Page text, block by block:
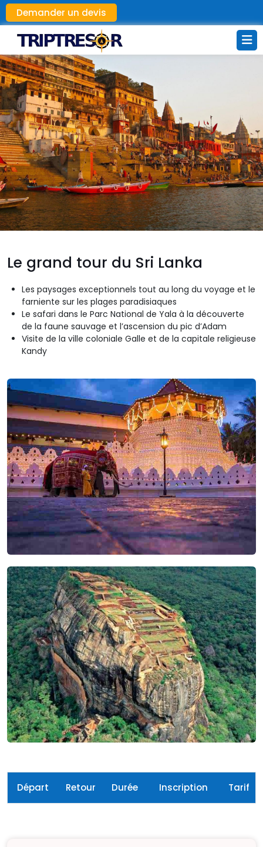
Demander un devis
Le grand tour du Sri Lanka
Les paysages exceptionnels tout au long du voyage et le
farniente sur les plages paradisiaques
Le safari dans le Parc National de Yala à la découverte
de la faune sauvage et l’ascension du pic d’Adam
Visite de la ville coloniale Galle et de la capitale religieuse
Kandy
Départ Retour Durée Inscription Tarif